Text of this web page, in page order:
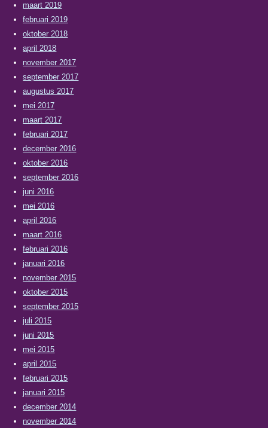
maart 2019
februari 2019
oktober 2018
april 2018
november 2017
september 2017
augustus 2017
mei 2017
maart 2017
februari 2017
december 2016
oktober 2016
september 2016
juni 2016
mei 2016
april 2016
maart 2016
februari 2016
januari 2016
november 2015
oktober 2015
september 2015
juli 2015
juni 2015
mei 2015
april 2015
februari 2015
januari 2015
december 2014
november 2014